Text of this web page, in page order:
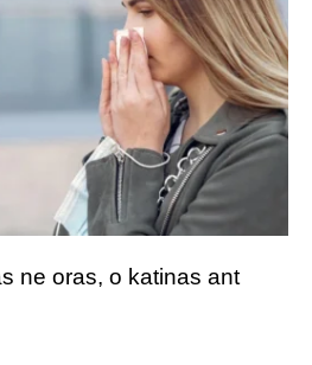
ne oras, o katinas ant